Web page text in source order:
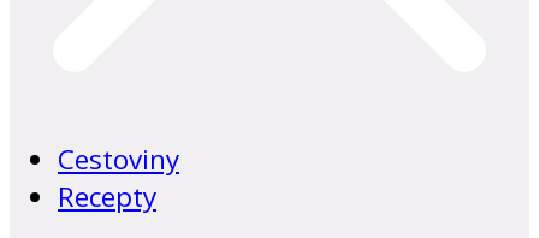
Cestoviny
Recepty